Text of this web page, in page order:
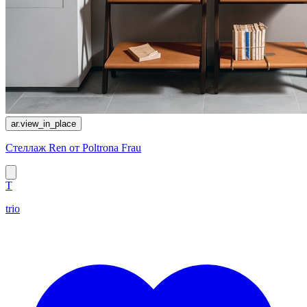
ar.view_in_place
Стеллаж Ren от Poltrona Frau
T
trio